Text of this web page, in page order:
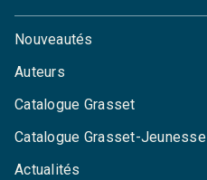
Nouveautés
Auteurs
Catalogue Grasset
Catalogue Grasset-Jeunesse
Actualités